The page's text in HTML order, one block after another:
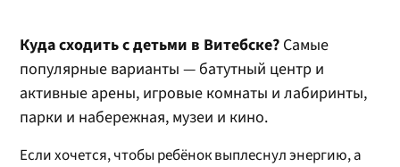
Куда сходить с детьми в Витебске? Самые
популярные варианты — батутный центр и
активные арены, игровые комнаты и лабиринты,
парки и набережная, музеи и кино.
Если хочется, чтобы ребёнок выплеснул энергию, а